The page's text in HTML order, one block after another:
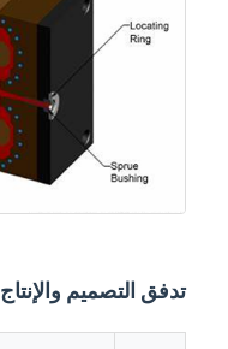
تدفق التصميم والإنتاج